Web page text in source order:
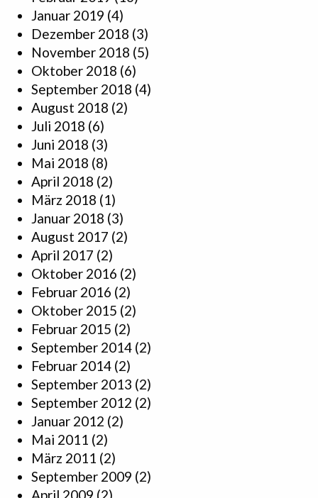
Januar 2019 (4)
Dezember 2018 (3)
November 2018 (5)
Oktober 2018 (6)
September 2018 (4)
August 2018 (2)
Juli 2018 (6)
Juni 2018 (3)
Mai 2018 (8)
April 2018 (2)
März 2018 (1)
Januar 2018 (3)
August 2017 (2)
April 2017 (2)
Oktober 2016 (2)
Februar 2016 (2)
Oktober 2015 (2)
Februar 2015 (2)
September 2014 (2)
Februar 2014 (2)
September 2013 (2)
September 2012 (2)
Januar 2012 (2)
Mai 2011 (2)
März 2011 (2)
September 2009 (2)
April 2009 (2)